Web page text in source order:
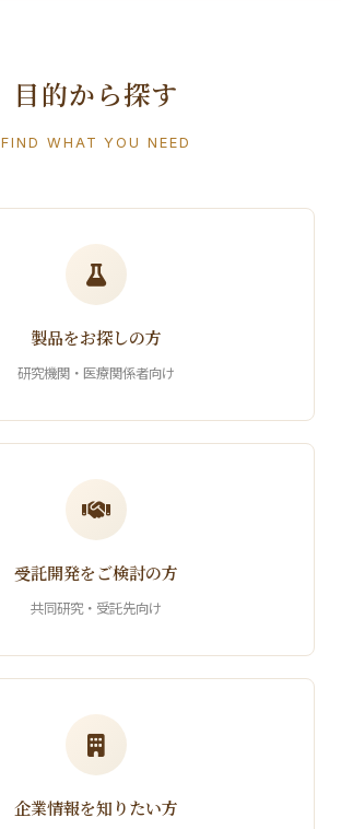
目的から探す
FIND WHAT YOU NEED
製品をお探しの方
研究機関・医療関係者向け
受託開発をご検討の方
共同研究・受託先向け
企業情報を知りたい方